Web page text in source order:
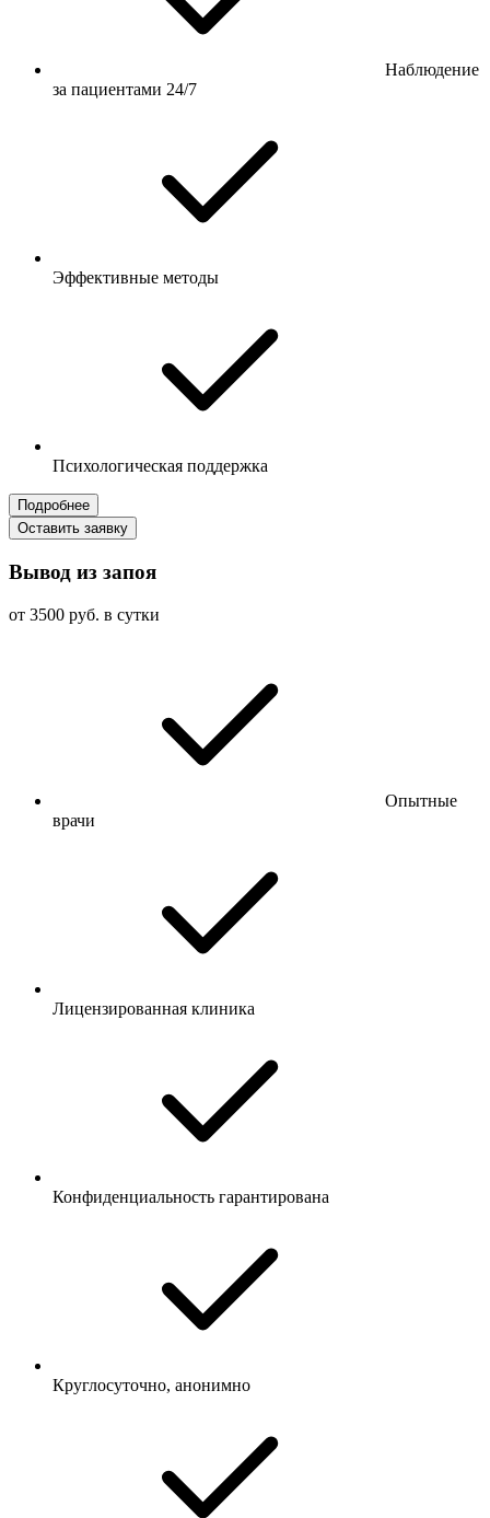
Наблюдение
за пациентами 24/7
Эффективные методы
Психологическая поддержка
Подробнее
Оставить заявку
Вывод из запоя
от 3500 руб. в сутки
Опытные
врачи
Лицензированная клиника
Конфиденциальность гарантирована
Круглосуточно, анонимно